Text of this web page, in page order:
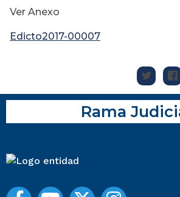
Ver Anexo
Edicto2017-00007
Rama